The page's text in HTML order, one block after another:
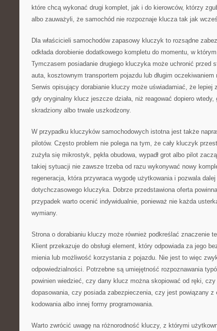
które chcą wykonać drugi komplet, jak i do kierowców, którzy
albo zauważyli, że samochód nie rozpoznaje klucza tak jak
Dla właścicieli samochodów zapasowy kluczyk to rozsądne
odkłada dorobienie dodatkowego kompletu do momentu, w
Tymczasem posiadanie drugiego kluczyka może uchronić przed
auta, kosztownym transportem pojazdu lub długim oczekiwaniem
Serwis opisujący dorabianie kluczy może uświadamiać, że lepiej
gdy oryginalny klucz jeszcze działa, niż reagować dopiero
skradziony albo trwale uszkodzony.
W przypadku kluczyków samochodowych istotna jest także
pilotów. Często problem nie polega na tym, że cały kluczyk
zużyła się mikrostyk, pękła obudowa, wypadł grot albo pilot
takiej sytuacji nie zawsze trzeba od razu wykonywać nowy
regeneracja, która przywraca wygodę użytkowania i pozwala
dotychczasowego kluczyka. Dobrze przedstawiona oferta
przypadek warto ocenić indywidualnie, ponieważ nie każda
wymiany.
Strona o dorabianiu kluczy może również podkreślać znaczenie
Klient przekazuje do obsługi element, który odpowiada za jego
mienia lub możliwość korzystania z pojazdu. Nie jest to więc
odpowiedzialności. Potrzebne są umiejętność rozpoznawania
powinien wiedzieć, czy dany klucz można skopiować od ręki, czy
dopasowania, czy posiada zabezpieczenia, czy jest powiązany
kodowania albo innej formy programowania.
Warto zwrócić uwagę na różnorodność kluczy, z którymi